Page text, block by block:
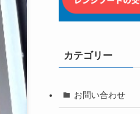
カテゴリー
お問い合わせ